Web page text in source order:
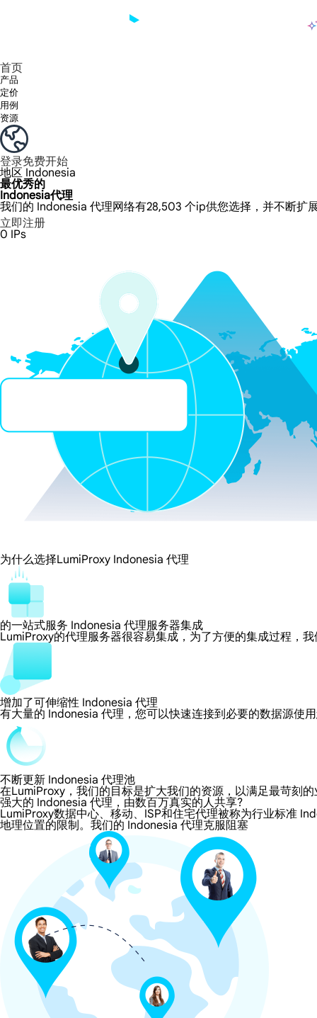
首页
产品
定价
用例
资源
登录免费开始
地区 Indonesia
最优秀的
Indonesia代理
我们的 Indonesia 代理网络有28,503 个ip供您选择，并不断扩
立即注册
0 IPs
为什么选择LumiProxy Indonesia 代理
的一站式服务 Indonesia 代理服务器集成
LumiProxy的代理服务器很容易集成，为了方便的集成过程，
增加了可伸缩性 Indonesia 代理
有大量的 Indonesia 代理，您可以快速连接到必要的数据源使
不断更新 Indonesia 代理池
在LumiProxy，我们的目标是扩大我们的资源，以满足最苛刻
强大的 Indonesia 代理，由数百万真实的人共享?
LumiProxy数据中心、移动、ISP和住宅代理被称为行业标准
地理位置的限制。我们的 Indonesia 代理克服阻塞